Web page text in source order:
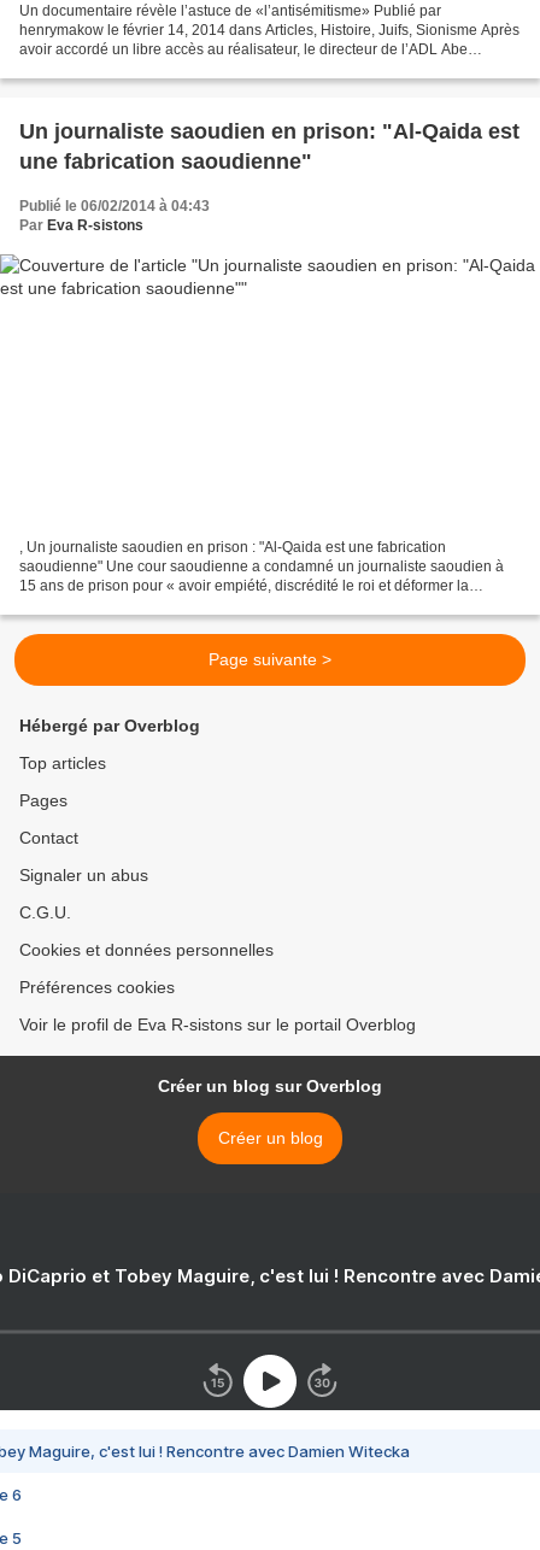
Un documentaire révèle l’astuce de «l’antisémitisme» Publié par
henrymakow le février 14, 2014 dans Articles, Histoire, Juifs, Sionisme Après
avoir accordé un libre accès au réalisateur, le directeur de l’ADL Abe
Un journaliste saoudien en prison: "Al-Qaida est
une fabrication saoudienne"
Publié le 06/02/2014 à 04:43
Par Eva R-sistons
, Un journaliste saoudien en prison : "Al-Qaida est une fabrication
saoudienne" Une cour saoudienne a condamné un journaliste saoudien à
15 ans de prison pour « avoir empiété, discrédité le roi et déformer la
Page suivante >
Hébergé par Overblog
Top articles
Pages
Contact
Signaler un abus
C.G.U.
Cookies et données personnelles
Préférences cookies
Voir le profil de Eva R-sistons sur le portail Overblog
Créer un blog sur Overblog
Créer un blog
DiCaprio et Tobey Maguire, c'est lui ! Rencontre avec
Maguire, c'est lui ! Rencontre avec Damien Witecka
6
5